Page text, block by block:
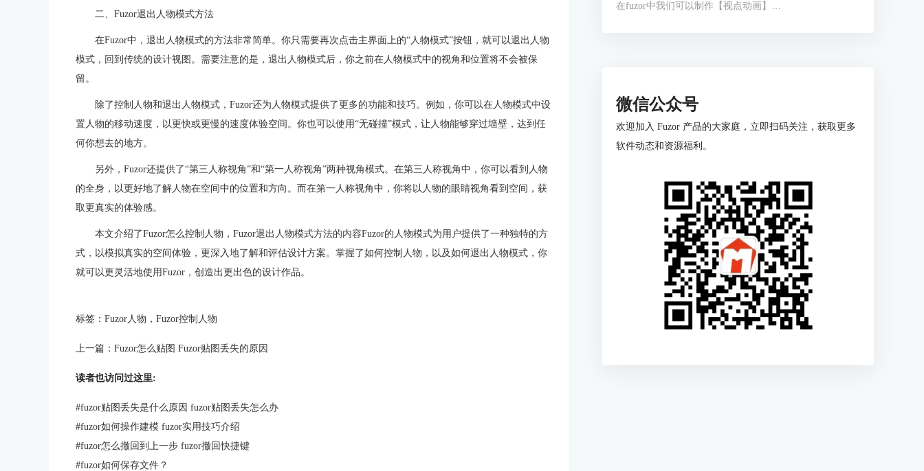
二、Fuzor退出人物模式方法
在Fuzor中，退出人物模式的方法非常简单。你只需要再次点击主界面上的“人物模式”按钮，就可以退出人物
模式，回到传统的设计视图。需要注意的是，退出人物模式后，你之前在人物模式中的视角和位置将不会被保
留。
除了控制人物和退出人物模式，Fuzor还为人物模式提供了更多的功能和技巧。例如，你可以在人物模式中设
置人物的移动速度，以更快或更慢的速度体验空间。你也可以使用“无碰撞”模式，让人物能够穿过墙壁，达到任
何你想去的地方。
另外，Fuzor还提供了“第三人称视角”和“第一人称视角”两种视角模式。在第三人称视角中，你可以看到人物
的全身，以更好地了解人物在空间中的位置和方向。而在第一人称视角中，你将以人物的眼睛视角看到空间，获
取更真实的体验感。
本文介绍了Fuzor怎么控制人物，Fuzor退出人物模式方法的内容Fuzor的人物模式为用户提供了一种独特的方
式，以模拟真实的空间体验，更深入地了解和评估设计方案。掌握了如何控制人物，以及如何退出人物模式，你
就可以更灵活地使用Fuzor，创造出更出色的设计作品。
标签： Fuzor人物 ， Fuzor控制人物
上一篇： Fuzor怎么贴图 Fuzor贴图丢失的原因
读者也访问过这里:
#fuzor贴图丢失是什么原因 fuzor贴图丢失怎么办
#fuzor如何操作建模 fuzor实用技巧介绍
#fuzor怎么撤回到上一步 fuzor撤回快捷键
#fuzor如何保存文件？
在fuzor中我们可以制作【视点动画】和【人物漫游动画】，视点动画是像电影一样展示模型，人物漫游动画是以人物的视角展示模型。这两种动画的制作过程完全不同，视点动画的制作和制作施工模拟动画的操作相似，人物漫游动画的制作更像是一种视频的录制。下面我们来看fuzor动画制作教程，以及fuzor动画怎么导出来吧！
微信公众号
欢迎加入 Fuzor 产品的大家庭，立即扫码关注，获取更多
软件动态和资源福利。